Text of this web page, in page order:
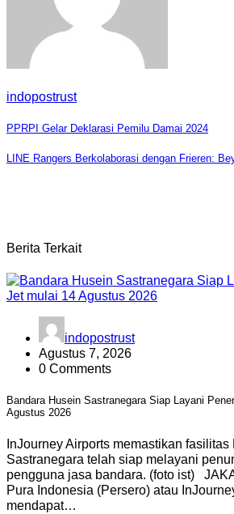
indopostrust
Navigasi
pos
PPRPI Gelar Deklarasi Pemilu Damai 2024
LINE Rangers Berkolaborasi dengan Frieren:
Berita Terkait
indopostrust
Agustus 7, 2026
0 Comments
Bandara Husein Sastranegara Siap Layani
Agustus 2026
InJourney Airports memastikan
Sastranegara telah siap melayani
pengguna jasa bandara. (foto ist)
Pura Indonesia (Persero) atau
mendapat…